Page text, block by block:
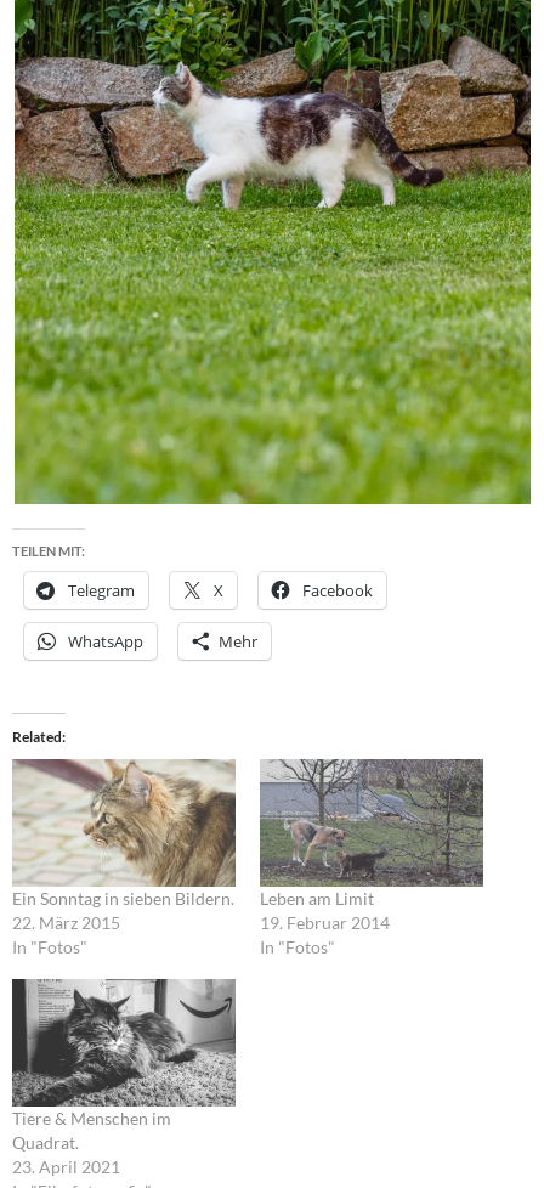
TEILEN MIT:
Telegram X Facebook
WhatsApp Mehr
Related
Ein Sonntag in sieben Bildern.
22. März 2015
In "Fotos"
Leben am Limit
19. Februar 2014
In "Fotos"
Tiere & Menschen im
Quadrat.
23. April 2021